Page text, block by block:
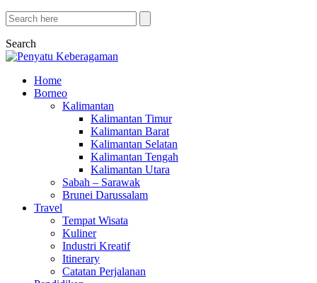
Search
Home
Borneo
Kalimantan
Kalimantan Timur
Kalimantan Barat
Kalimantan Selatan
Kalimantan Tengah
Kalimantan Utara
Sabah – Sarawak
Brunei Darussalam
Travel
Tempat Wisata
Kuliner
Industri Kreatif
Itinerary
Catatan Perjalanan